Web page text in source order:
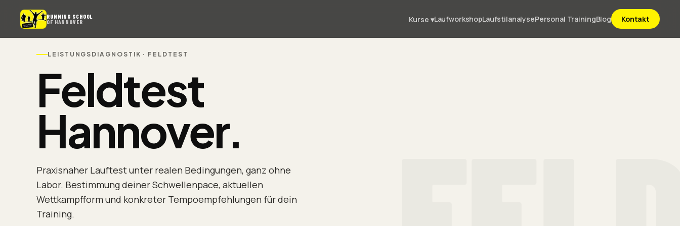
RUNNING SCHOOL
OF HANNOVER
Kurse ▾LaufworkshopLaufstilanalysePersonal TrainingBlog Kontakt
LEISTUNGSDIAGNOSTIK · FELDTEST
Feldtest
Hannover.
Praxisnaher Lauftest unter realen Bedingungen, ganz ohne
Labor. Bestimmung deiner Schwellenpace, aktuellen
Wettkampfform und konkreter Tempoempfehlungen für dein
Training.